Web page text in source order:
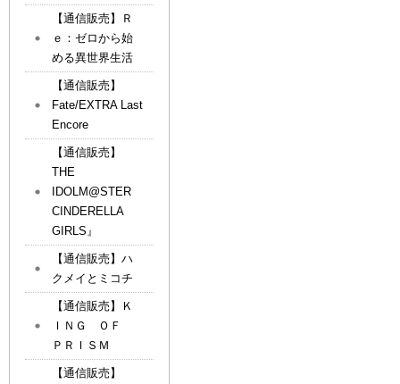
【通信販売】Ｒ
ｅ：ゼロから始
める異世界生活
【通信販売】
Fate/EXTRA Last
Encore
【通信販売】
THE
IDOLM@STER
CINDERELLA
GIRLS』
【通信販売】ハ
クメイとミコチ
【通信販売】Ｋ
ＩＮＧ ＯＦ
ＰＲＩＳＭ
【通信販売】